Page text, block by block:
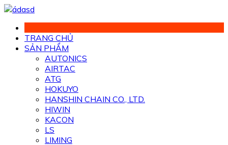
Chuyển
phần
dung
TRANG CHỦ
SẢN PHẨM
AUTONICS
AIRTAC
ATG
HOKUYO
HANSHIN CHAIN CO., LTD.
HIWIN
KACON
LS
LIMING